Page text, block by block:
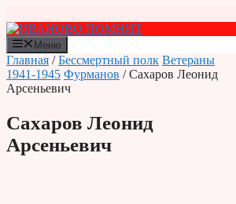
к
содержимому
Меню
Главная /Бессмертный полк Ветераны
1941-1945 Фурманов / Сахаров Леонид
Арсеньевич
Сахаров Леонид
Арсеньевич